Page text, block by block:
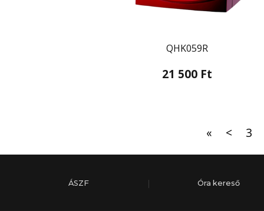
QHK059R
21 500 Ft
« < 3
ÁSZF Óra kereső